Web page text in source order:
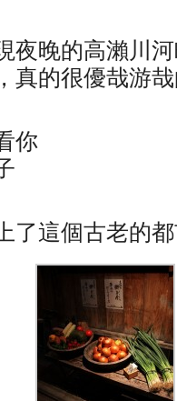
夜晚的高瀨川
真的很優哉游
你
了這個古老的